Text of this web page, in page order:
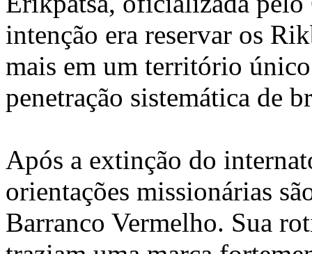
intenção era reservar os
mais em um território
penetração sistemática de
Após a extinção do
orientações missionárias
Barranco Vermelho. Sua